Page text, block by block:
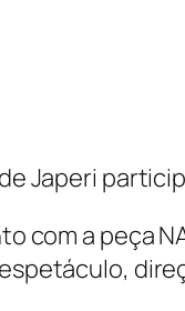
Japeri
com a peça